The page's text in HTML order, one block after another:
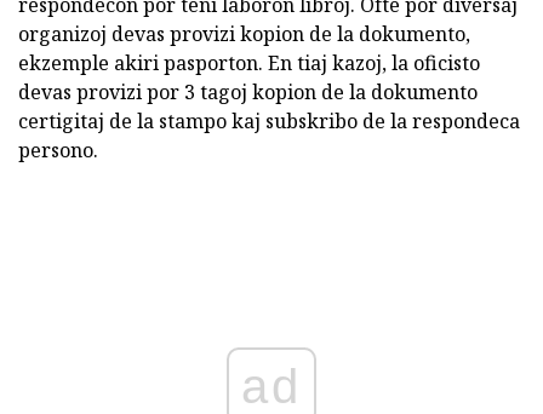
organizoj devas provizi kopion de la dokumento,
ekzemple akiri pasporton. En tiaj kazoj, la oficisto
devas provizi por 3 tagoj kopion de la dokumento
certigitaj de la stampo kaj subskribo de la respondeca
persono.
ad